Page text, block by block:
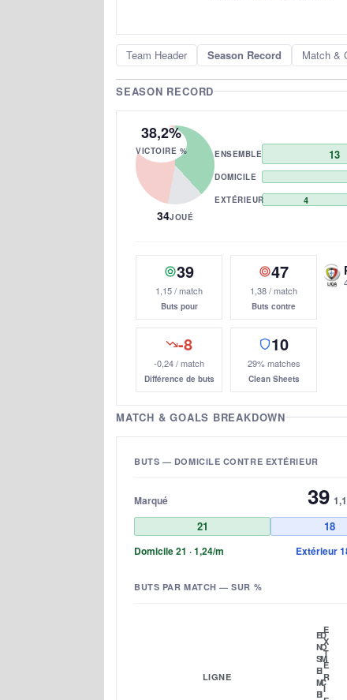
Team Header Season Record Match &
SEASON RECORD
38,2%
VICTOIRE %
34JOUÉ
ENSEMBLE 13
DOMICILE
EXTÉRIEUR 4
39
1,15 / match
Buts pour
47
1,38 / match
Buts contre
-8
-0,24 / match
Différence de buts
10
29% matches
Clean Sheets
MATCH & GOALS BREAKDOWN
BUTS — DOMICILE CONTRE EXTÉRIEUR
Marqué 39
21 18
Domicile 21 · 1,24/m Extérieur
BUTS PAR MATCH — SUR %
LIGNE
E
N
S
E
M
B
D
O
M
I
C
I
E
X
T
É
R
I